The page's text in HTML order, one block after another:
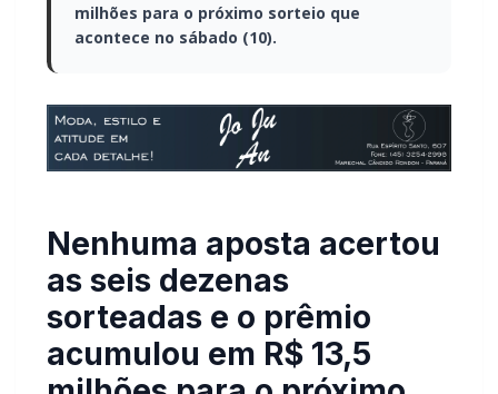
milhões para o próximo sorteio que
acontece no sábado (10).
Nenhuma aposta acertou
sorteadas e o prêmio
acumulou em R$ 13,5
milhões para o próximo
sorteio que acontece no
sábado (10).